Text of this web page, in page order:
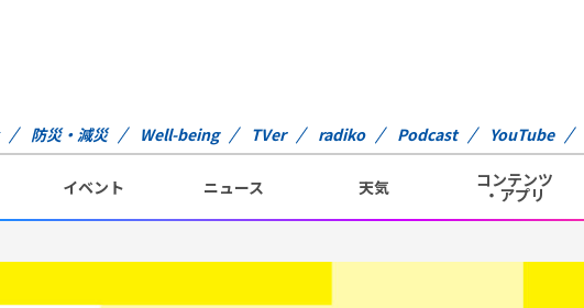
防災・減災 Well-being TVer radiko Podcast YouTube
イベント ニュース 天気 コンテンツ
・アプリ